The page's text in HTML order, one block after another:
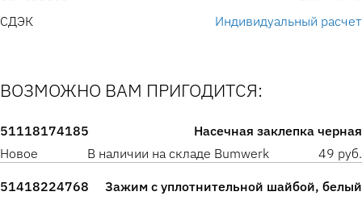
СДЭК
Индивидуальный расчет
ВОЗМОЖНО ВАМ ПРИГОДИТСЯ:
51118174185
Насечная заклепка черная
Новое
В наличии на складе Bumwerk 49 руб.
51418224768
Зажим с уплотнительной шайбой, белый